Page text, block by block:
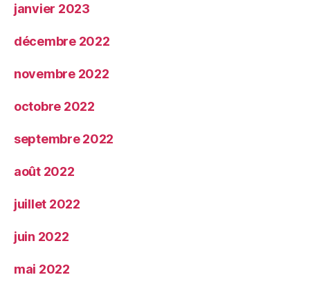
janvier 2023
décembre 2022
novembre 2022
octobre 2022
septembre 2022
août 2022
juillet 2022
juin 2022
mai 2022